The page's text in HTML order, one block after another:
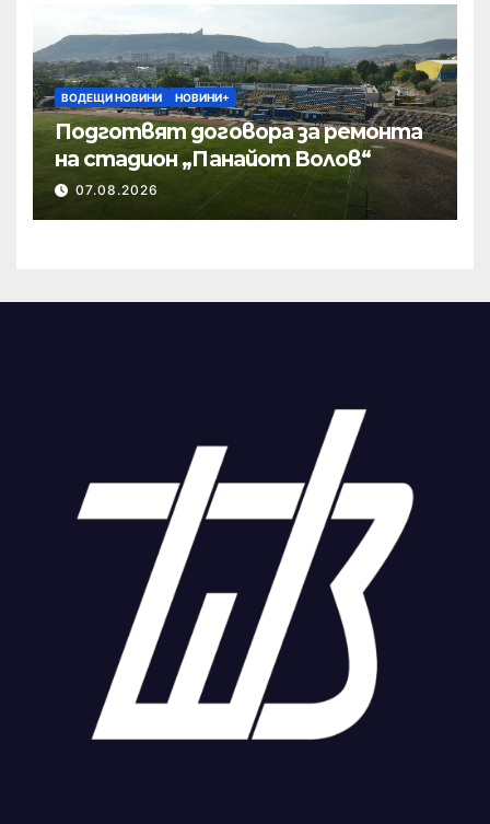
ВОДЕЩИ НОВИНИ НОВИНИ+
Подготвят договора за ремонта
на стадион „Панайот Волов“
07.08.2026